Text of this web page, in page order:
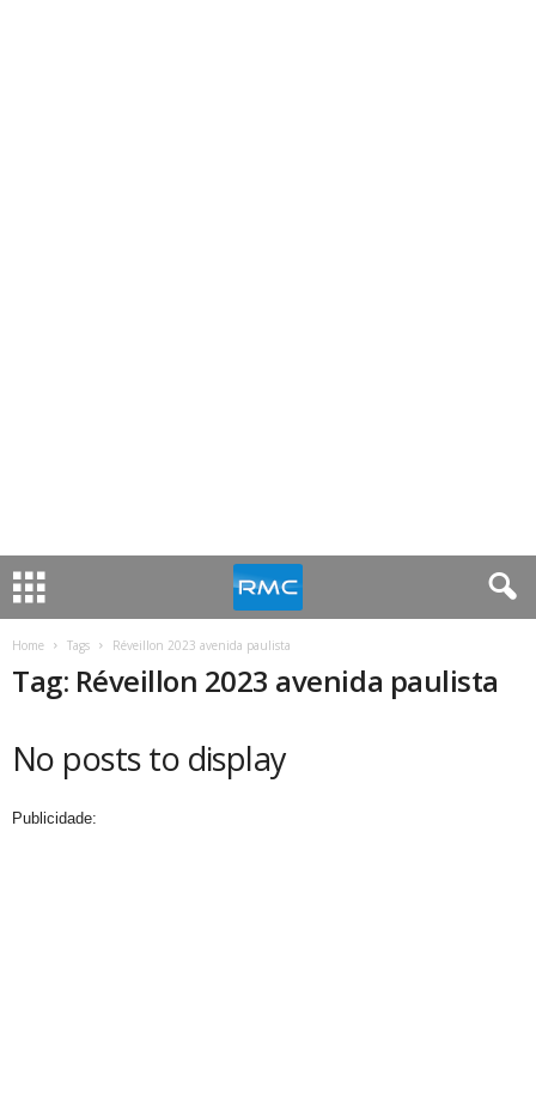
Home Tags Réveillon 2023 avenida paulista
Tag: Réveillon 2023 avenida paulista
No posts to display
Publicidade: